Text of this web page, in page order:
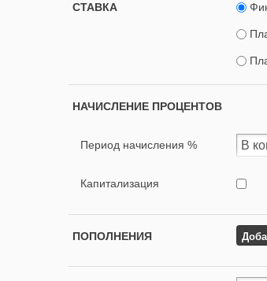
СТАВКА
НАЧИСЛЕНИЕ ПРОЦЕНТОВ
Период начисления %
Капитализация
ПОПОЛНЕНИЯ